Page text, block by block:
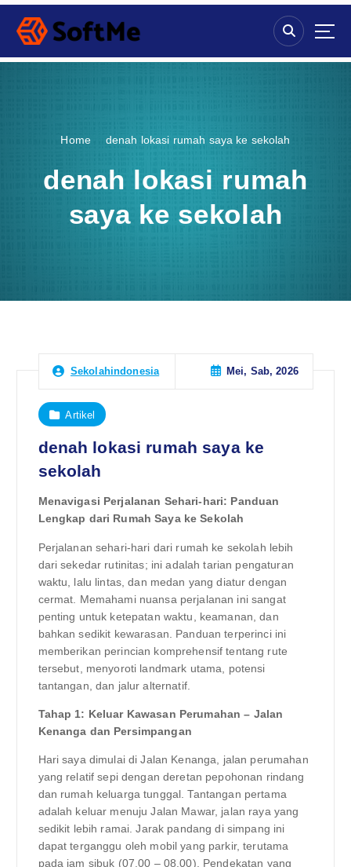
S
p
Home denah lokasi rumah saya ke sekolah
denah lokasi rumah
saya ke sekolah
Sekolahindonesia Mei, Sab, 2026
Artikel
denah lokasi rumah saya ke
sekolah
Menavigasi Perjalanan Sehari-hari: Panduan
Lengkap dari Rumah Saya ke Sekolah
Perjalanan sehari-hari dari rumah ke sekolah lebih
dari sekedar rutinitas; ini adalah tarian pengaturan
waktu, lalu lintas, dan medan yang diatur dengan
cermat. Memahami nuansa perjalanan ini sangat
penting untuk ketepatan waktu, keamanan, dan
bahkan sedikit kewarasan. Panduan terperinci ini
memberikan perincian komprehensif tentang rute
tersebut, menyoroti landmark utama, potensi
tantangan, dan jalur alternatif.
Tahap 1: Keluar Kawasan Perumahan – Jalan
Kenanga dan Persimpangan
Hari saya dimulai di Jalan Kenanga, jalan perumahan
yang relatif sepi dengan deretan pepohonan rindang
dan rumah keluarga tunggal. Tantangan pertama
adalah keluar menuju Jalan Mawar, jalan raya yang
sedikit lebih ramai. Jarak pandang di simpang ini
dapat terganggu oleh mobil yang parkir, terutama
pada jam sibuk (07.00 – 08.00). Pendekatan yang